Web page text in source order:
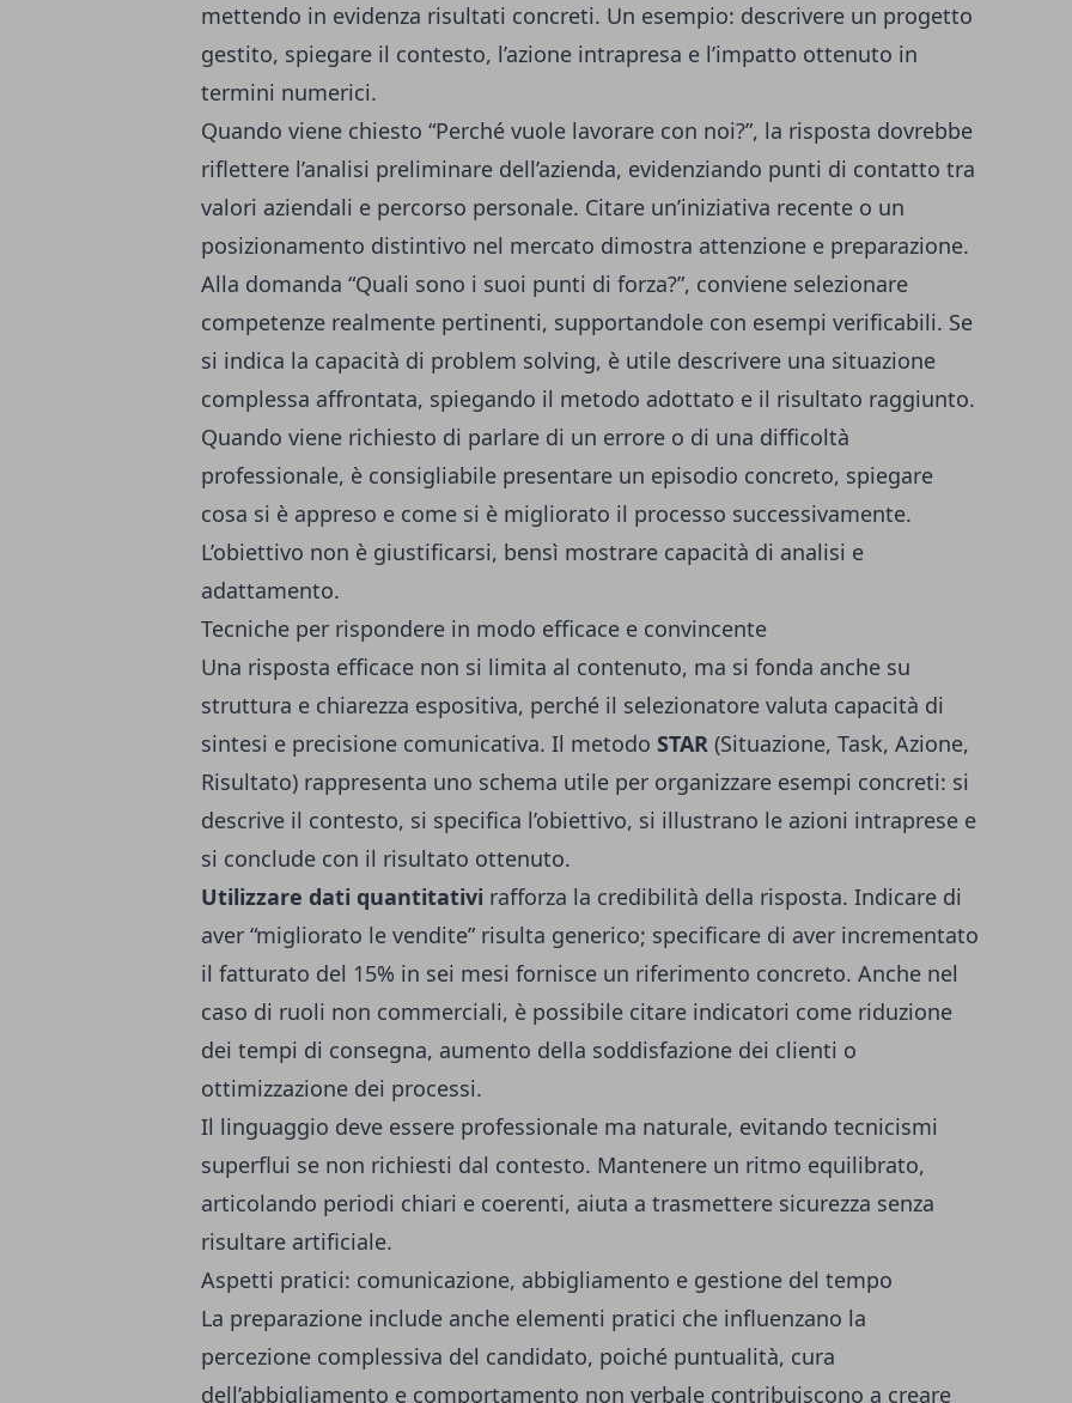
mettendo in evidenza risultati concreti. Un esempio: descrivere un progetto
gestito, spiegare il contesto, l’azione intrapresa e l’impatto ottenuto in
termini numerici.
Quando viene chiesto “Perché vuole lavorare con noi?”, la risposta dovrebbe
riflettere l’analisi preliminare dell’azienda, evidenziando punti di contatto tra
valori aziendali e percorso personale. Citare un’iniziativa recente o un
posizionamento distintivo nel mercato dimostra attenzione e preparazione.
Alla domanda “Quali sono i suoi punti di forza?”, conviene selezionare
competenze realmente pertinenti, supportandole con esempi verificabili. Se
si indica la capacità di problem solving, è utile descrivere una situazione
complessa affrontata, spiegando il metodo adottato e il risultato raggiunto.
Quando viene richiesto di parlare di un errore o di una difficoltà
professionale, è consigliabile presentare un episodio concreto, spiegare
cosa si è appreso e come si è migliorato il processo successivamente.
L’obiettivo non è giustificarsi, bensì mostrare capacità di analisi e
adattamento.
Tecniche per rispondere in modo efficace e convincente
Una risposta efficace non si limita al contenuto, ma si fonda anche su
struttura e chiarezza espositiva, perché il selezionatore valuta capacità di
sintesi e precisione comunicativa. Il metodo STAR (Situazione, Task, Azione,
Risultato) rappresenta uno schema utile per organizzare esempi concreti: si
descrive il contesto, si specifica l’obiettivo, si illustrano le azioni intraprese e
si conclude con il risultato ottenuto.
Utilizzare dati quantitativi rafforza la credibilità della risposta. Indicare di
aver “migliorato le vendite” risulta generico; specificare di aver incrementato
il fatturato del 15% in sei mesi fornisce un riferimento concreto. Anche nel
caso di ruoli non commerciali, è possibile citare indicatori come riduzione
dei tempi di consegna, aumento della soddisfazione dei clienti o
ottimizzazione dei processi.
Il linguaggio deve essere professionale ma naturale, evitando tecnicismi
superflui se non richiesti dal contesto. Mantenere un ritmo equilibrato,
articolando periodi chiari e coerenti, aiuta a trasmettere sicurezza senza
risultare artificiale.
Aspetti pratici: comunicazione, abbigliamento e gestione del tempo
La preparazione include anche elementi pratici che influenzano la
percezione complessiva del candidato, poiché puntualità, cura
dell’abbigliamento e comportamento non verbale contribuiscono a creare